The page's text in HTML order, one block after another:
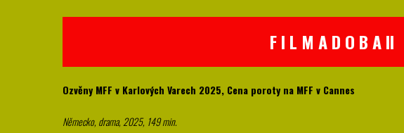
F I L M A D O B A II
Ozvěny MFF v Karlových Varech 2025, Cena poroty na MFF v Cannes
Německo, drama, 2025, 149 min.